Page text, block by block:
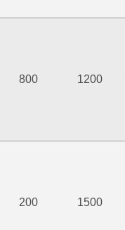
800 1200
200 1500